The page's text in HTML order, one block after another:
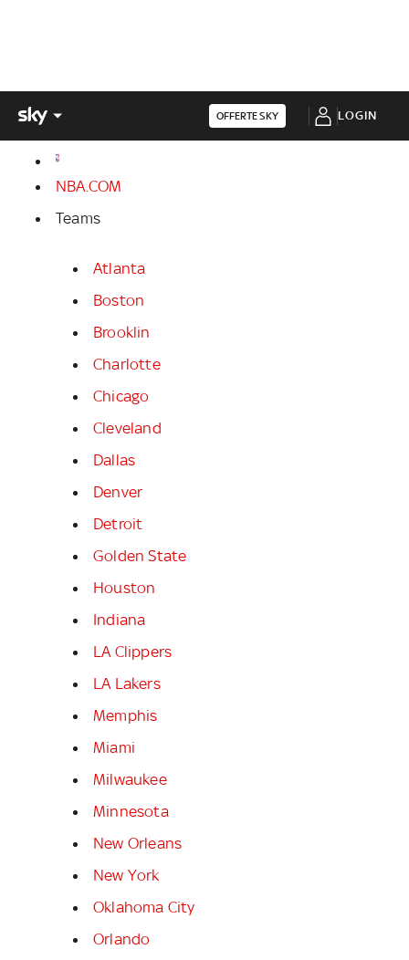
OFFERTE SKY LOGIN
NBA.COM
Teams
Atlanta
Boston
Brooklin
Charlotte
Chicago
Cleveland
Dallas
Denver
Detroit
Golden State
Houston
Indiana
LA Clippers
LA Lakers
Memphis
Miami
Milwaukee
Minnesota
New Orleans
New York
Oklahoma City
Orlando